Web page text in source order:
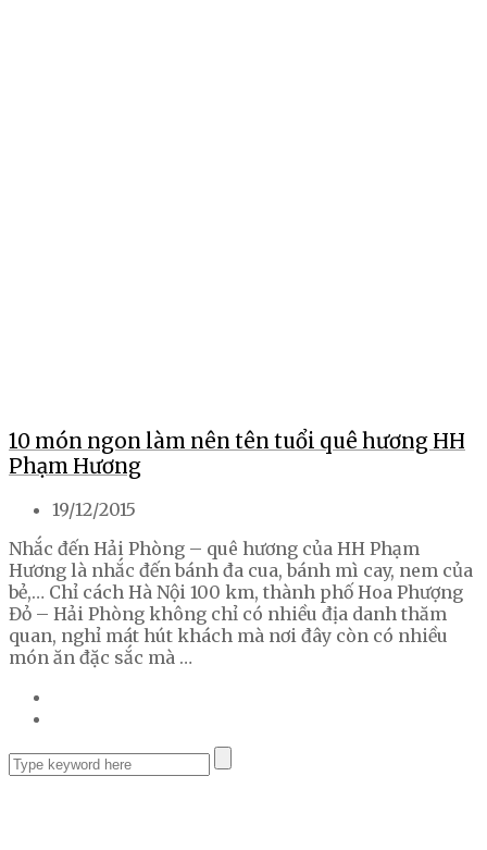
10 món ngon làm nên tên tuổi quê hương HH
Phạm Hương
19/12/2015
Nhắc đến Hải Phòng – quê hương của HH Phạm
Hương là nhắc đến bánh đa cua, bánh mì cay, nem của
bẻ,… Chỉ cách Hà Nội 100 km, thành phố Hoa Phượng
Đỏ – Hải Phòng không chỉ có nhiều địa danh thăm
quan, nghỉ mát hút khách mà nơi đây còn có nhiều
món ăn đặc sắc mà …